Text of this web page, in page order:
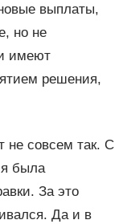
выплаты,
но не
имеют
решения,
не совсем так. С
была
За это
Да и в